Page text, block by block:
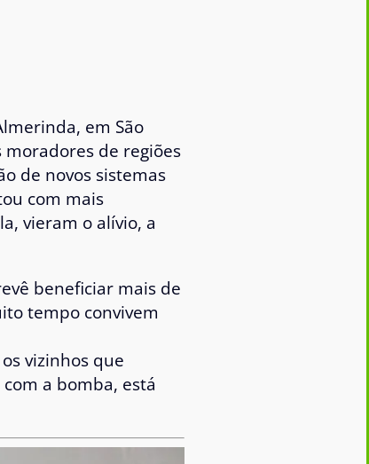
em São
moradores de regiões
de novos sistemas
com mais
vieram o alívio, a
beneficiar mais de
tempo convivem
vizinhos que
a bomba, está